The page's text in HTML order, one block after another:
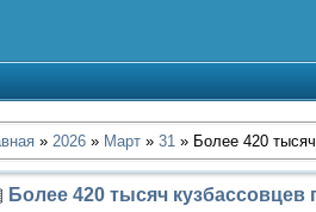
» 2026 » Март » 31» Более 420 тысяч
Более 420 тысяч